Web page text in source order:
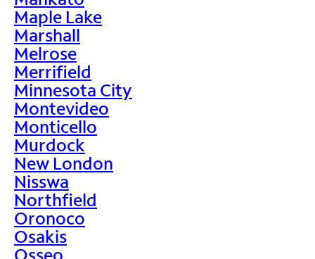
Maple Lake
Marshall
Melrose
Merrifield
Minnesota City
Montevideo
Monticello
Murdock
New London
Nisswa
Northfield
Oronoco
Osakis
Osseo